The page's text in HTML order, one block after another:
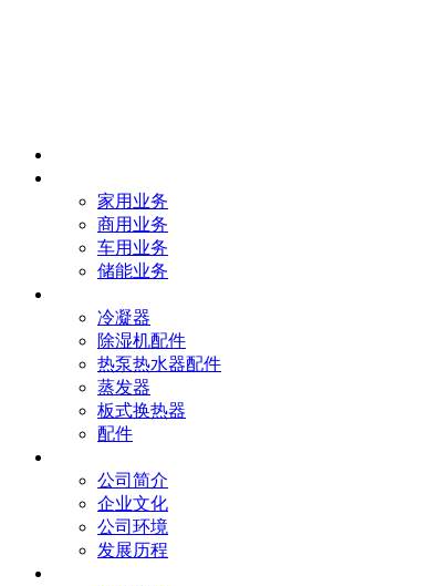
家用业务
商用业务
车用业务
储能业务
冷凝器
除湿机配件
热泵热水器配件
蒸发器
板式换热器
配件
公司简介
企业文化
公司环境
发展历程